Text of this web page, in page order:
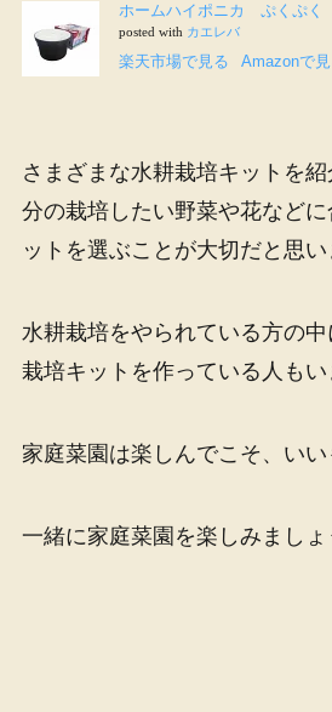
ホームハイポニカ ぷくぷく
posted with カエレバ
楽天市場で見る Amazonで
さまざまな水耕栽培キットを
分の栽培したい野菜や花など
ットを選ぶことが大切だと思い
水耕栽培をやられている方の
栽培キットを作っている人もい
家庭菜園は楽しんでこそ、いい
一緒に家庭菜園を楽しみましょ